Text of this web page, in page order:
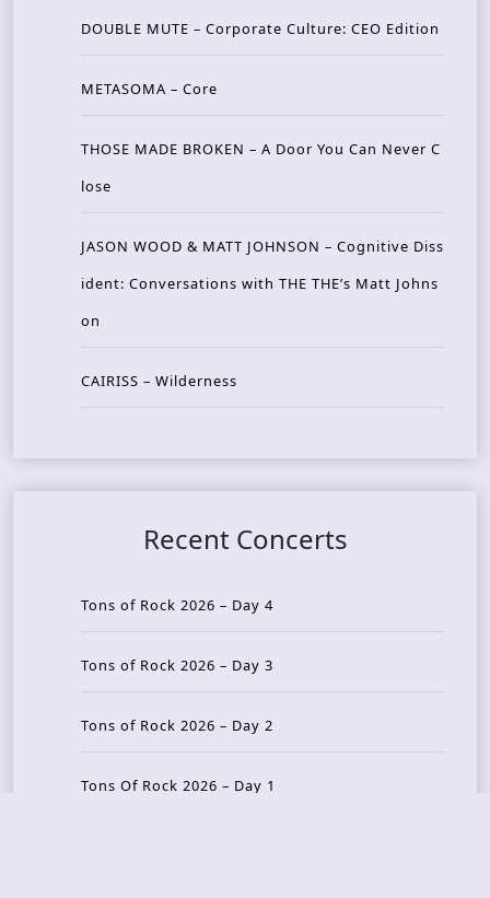
DOUBLE MUTE – Corporate Culture: CEO Edition
METASOMA – Core
THOSE MADE BROKEN – A Door You Can Never C
lose
JASON WOOD & MATT JOHNSON – Cognitive Diss
ident: Conversations with THE THE’s Matt Johns
on
CAIRISS – Wilderness
Recent Concerts
Tons of Rock 2026 – Day 4
Tons of Rock 2026 – Day 3
Tons of Rock 2026 – Day 2
Tons Of Rock 2026 – Day 1